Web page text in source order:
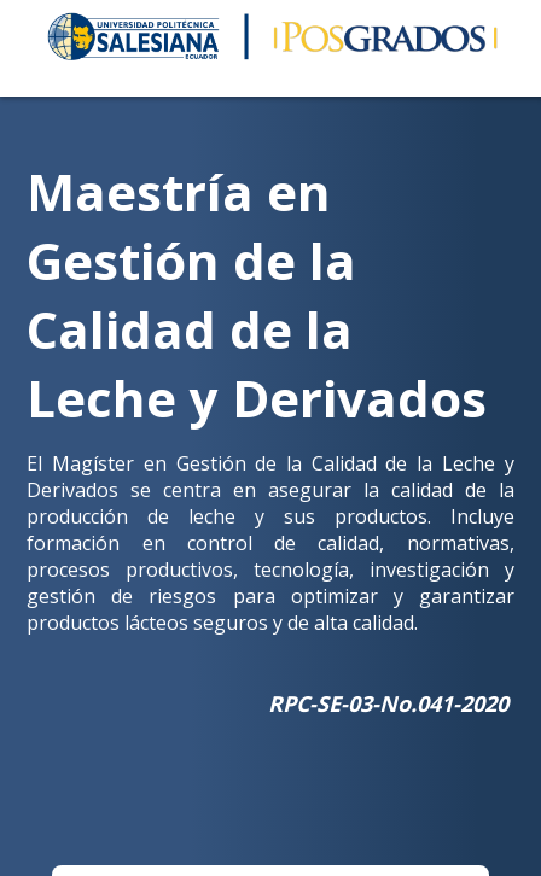
Maestría en
Gestión de la
Calidad de la
Leche y Derivados
El Magíster en Gestión de la Calidad de la Leche y
Derivados se centra en asegurar la calidad de la
producción de leche y sus productos. Incluye
formación en control de calidad, normativas,
procesos productivos, tecnología, investigación y
gestión de riesgos para optimizar y garantizar
productos lácteos seguros y de alta calidad.
RPC-SE-03-No.041-2020